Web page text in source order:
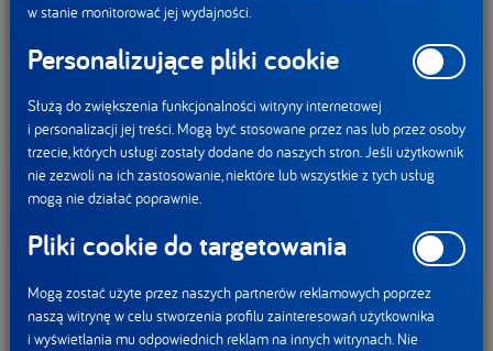
Woda i napoje
Żywność dla niemowląt
i małych dzieci
w stanie monitorować jej wydajności.
Personalizujące pliki cookie
Służą do zwiększenia funkcjonalności witryny internetowej
i personalizacji jej treści. Mogą być stosowane przez nas lub przez osoby
trzecie, których usługi zostały dodane do naszych stron. Jeśli użytkownik
nie zezwoli na ich zastosowanie, niektóre lub wszystkie z tych usług
mogą nie działać poprawnie.
Pliki cookie do targetowania
Mogą zostać użyte przez naszych partnerów reklamowych poprzez
naszą witrynę w celu stworzenia profilu zainteresowań użytkownika
i wyświetlania mu odpowiednich reklam na innych witrynach. Nie